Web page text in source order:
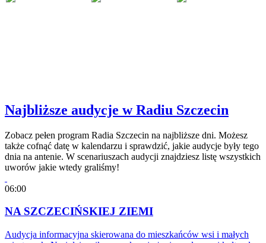
Najbliższe audycje w Radiu Szczecin
Zobacz pełen program Radia Szczecin na najbliższe dni. Możesz
także cofnąć datę w kalendarzu i sprawdzić, jakie audycje były tego
dnia na antenie. W scenariuszach audycji znajdziesz listę wszystkich
uworów jakie wtedy graliśmy!
06:00
NA SZCZECIŃSKIEJ ZIEMI
Audycja informacyjna skierowana do mieszkańców wsi i małych